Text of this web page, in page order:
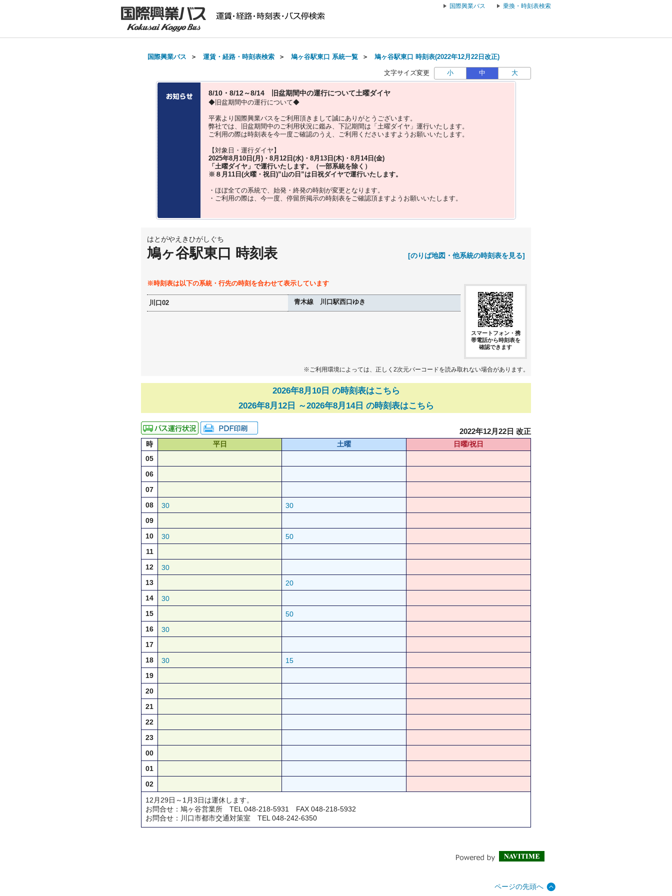
国際興業バス 乗換・時刻表検索
国際興業バス ＞ 運賃・経路・時刻表検索 ＞ 鳩ヶ谷駅東口 系統一覧 ＞ 鳩ヶ谷駅東口 時刻表(2022年12月22日改正)
文字サイズ変更 小 中 大
8/10・8/12～8/14 旧盆期間中の運行について土曜ダイヤ
◆旧盆期間中の運行について◆
平素より国際興業バスをご利用頂きまして誠にありがとうございます。
弊社では、旧盆期間中のご利用状況に鑑み、下記期間は「土曜ダイヤ」運行いたします。
ご利用の際は時刻表を今一度ご確認のうえ、ご利用くださいますようお願いいたします。
【対象日・運行ダイヤ】
2025年8月10日(月)・8月12日(水)・8月13日(木)・8月14日(金)
「土曜ダイヤ」 で運行いたします。（一部系統を除く）
※８月11日(火曜・祝日)”山の日 ”は 日祝ダイヤで運行いたします。
・ほぼ全ての系統で、始発・終発の時刻が変更となります。
・ご利用の際は、今一度、 停留所掲示の時刻表をご確認頂ますようお願いいたします。
はとがやえきひがしぐち
鳩ヶ谷駅東口 時刻表 [のりば地図・他系統の時刻表を見る]
※時刻表は以下の系統・行先の時刻を合わせて表示しています
川口02 青木線 川口駅西口ゆき
スマートフォン・携
帯電話から時刻表を
確認できます
※ご利用環境によっては、正しく2次元バーコードを読み取れない場合があります。
2026年8月10日 の時刻表はこちら
2026年8月12日 ～2026年8月14日 の時刻表はこちら
2022年12月22日 改正
時 平日 土曜
日曜/祝日
05
06
07
08
30
30
09
10
30
50
11
12
30
13
20
14
30
15
50
16
30
17
18
30
15
19
20
21
22
23
00
01
02
12月29日～1月3日は運休します。
お問合せ：鳩ヶ谷営業所 TEL 048-218-5931 FAX 048-218-5932
お問合せ：川口市都市交通対策室 TEL 048-242-6350
ページの先頭へ